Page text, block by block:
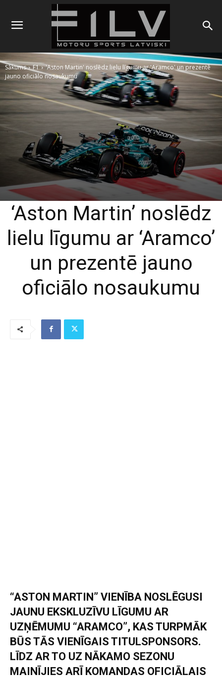
Sākums F1
'Aston Martin' noslēdz lielu līgumu ar 'Aramco' un prezentē
jauno oficiālo nosaukumu
‘Aston Martin’ noslēdz
lielu līgumu ar ‘Aramco’
un prezentē jauno
oficiālo nosaukumu
“ASTON MARTIN” VIENĪBA NOSLĒGUSI
JAUNU EKSKLUZĪVU LĪGUMU AR
UZŅĒMUMU “ARAMCO”, KAS TURPMĀK
BŪS TĀS VIENĪGAIS TITULSPONSORS.
LĪDZ AR TO UZ NĀKAMO SEZONU
MAINĪJIES ARĪ KOMANDAS OFICIĀLAIS